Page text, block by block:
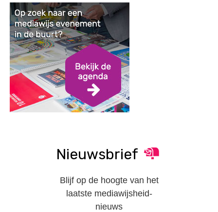
Nieuwsbrief
Blijf op de hoogte van het
laatste mediawijsheid-
nieuws